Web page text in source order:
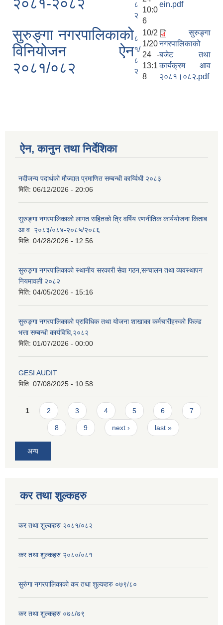
८
२
10:0
6
ein.pdf
सुरुङ्गा नगरपालिकाको
विनियोजन ऐन
२०८१/०८२
८
१/
८
२
10/2
1/20
24 -
13:1
8
सुरुङ्गा
नगरपालिकाको
बजेट तथा
कार्यक्रम आव
२०८१।०८२.pdf
ऐन, कानुन तथा निर्देशिका
नदीजन्य पदार्थको मौज्दात प्रमाणित सम्बन्धी कार्य्विधी २०८३
मिति: 06/12/2026 - 20:06
सुरुङ्गा नगरपालिकाको लागत सहितको त्रि वर्षिय रणनीतिक कार्ययोजना किताब
आ.व. २०८३/०८४-२०८५/२०८६
मिति: 04/28/2026 - 12:56
सुरुङ्गा नगरपालिकाको स्थानीय सरकारी सेवा गठन,सन्चालन तथा व्यवस्थापन
नियमावली २०८२
मिति: 04/05/2026 - 15:16
सुरुङ्गा नगरपालिकाको प्राविधिक तथा योजना शाखाका कर्मचारीहरुको फिल्ड
भत्ता सम्बन्धी कार्यविधि,२०८२
मिति: 01/07/2026 - 00:00
GESI AUDIT
मिति: 07/08/2025 - 10:58
Pages
1 2 3 4 5 6 7
8 9 next › last »
अन्य
कर तथा शुल्कहरु
कर तथा शुल्कहरु २०८१/०८२
कर तथा शुल्कहरु २०८०/०८१
सुरुंगा नगरपालिकाको कर तथा शुल्कहरु ०७९/८०
कर तथा शुल्कहरु ०७८/७९